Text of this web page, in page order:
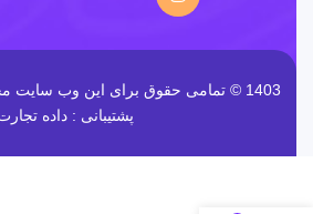
1403 © تمامی حقوق برای این وب
پشتیبانی : داده